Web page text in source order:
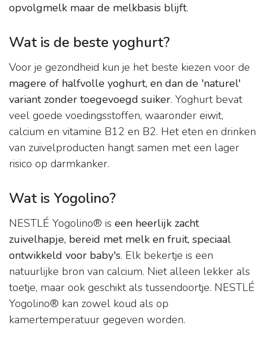
opvolgmelk maar de melkbasis blijft.
Wat is de beste yoghurt?
Voor je gezondheid kun je het beste kiezen voor de
magere of halfvolle yoghurt, en dan de 'naturel'
variant zonder toegevoegd suiker. Yoghurt bevat
veel goede voedingsstoffen, waaronder eiwit,
calcium en vitamine B12 en B2. Het eten en drinken
van zuivelproducten hangt samen met een lager
risico op darmkanker.
Wat is Yogolino?
NESTLÉ Yogolino® is een heerlijk zacht
zuivelhapje, bereid met melk en fruit, speciaal
ontwikkeld voor baby's. Elk bekertje is een
natuurlijke bron van calcium. Niet alleen lekker als
toetje, maar ook geschikt als tussendoortje. NESTLÉ
Yogolino® kan zowel koud als op
kamertemperatuur gegeven worden.